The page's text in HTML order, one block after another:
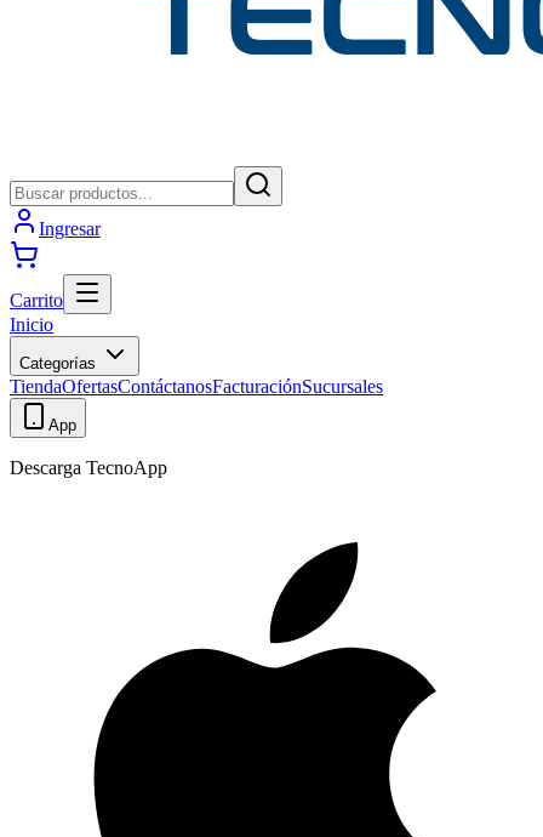
Ingresar
Carrito
Inicio
Categorías
TiendaOfertasContáctanosFacturaciónSucursales
App
Descarga TecnoApp